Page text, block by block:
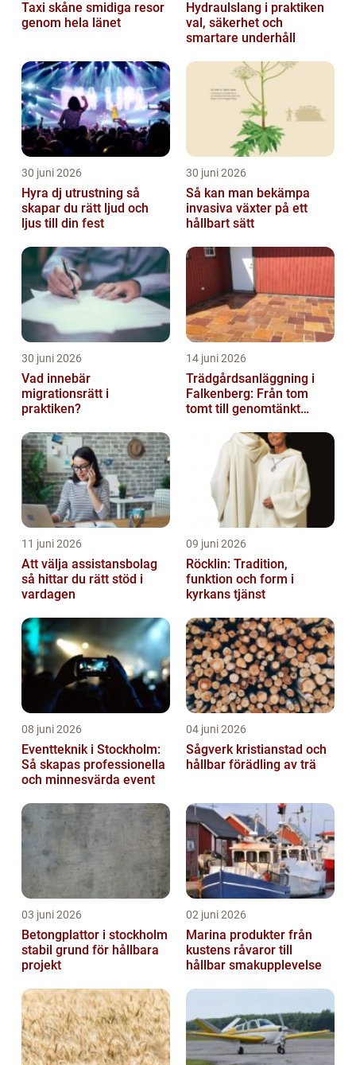
Taxi skåne smidiga resor
genom hela länet
Hydraulslang i praktiken
val, säkerhet och
smartare underhåll
30 juni 2026
Hyra dj utrustning så
skapar du rätt ljud och
ljus till din fest
30 juni 2026
Så kan man bekämpa
invasiva växter på ett
hållbart sätt
30 juni 2026
Vad innebär
migrationsrätt i
praktiken?
14 juni 2026
Trädgårdsanläggning i
Falkenberg: Från tom
tomt till genomtänkt
11 juni 2026
Att välja assistansbolag
så hittar du rätt stöd i
vardagen
09 juni 2026
Röcklin: Tradition,
funktion och form i
kyrkans tjänst
08 juni 2026
Eventteknik i Stockholm:
Så skapas professionella
och minnesvärda event
04 juni 2026
Sågverk kristianstad och
hållbar förädling av trä
03 juni 2026
Betongplattor i stockholm
stabil grund för hållbara
projekt
02 juni 2026
Marina produkter från
kustens råvaror till
hållbar smakupplevelse